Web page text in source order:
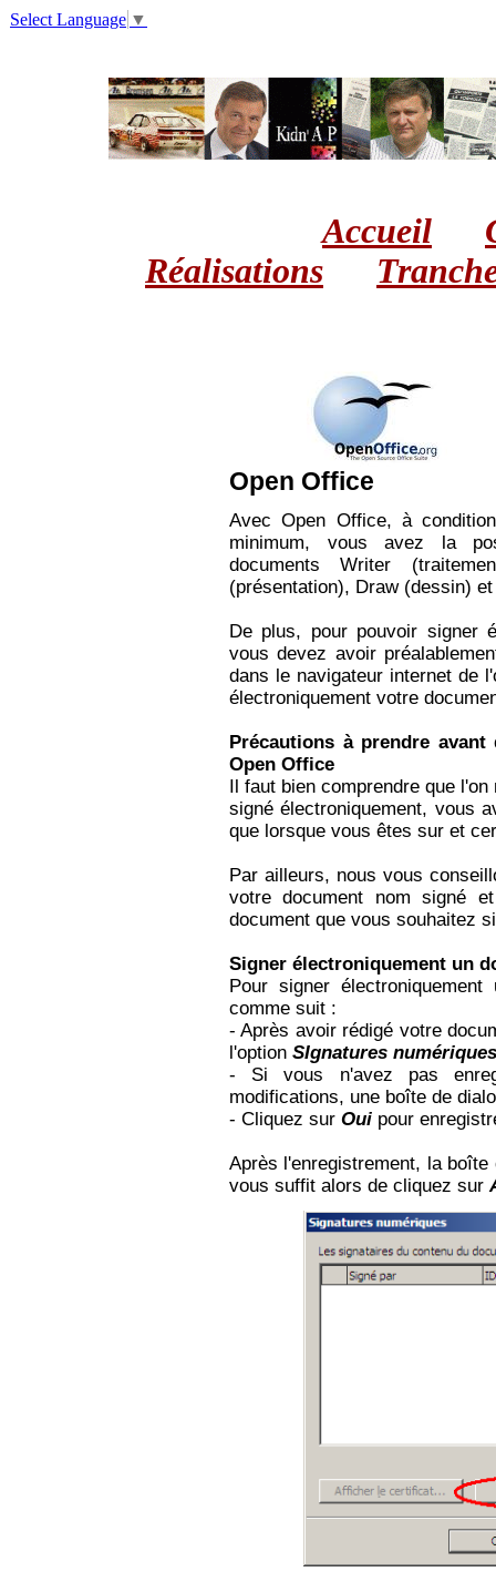
Select Language ▼
Accueil
Réalisations
Open Office
Avec Open Office, à
minimum, vous avez la
documents Writer
(présentation), Draw (dessin)
De plus, pour pouvoir signer
vous devez avoir
dans le navigateur internet de
électroniquement votre
Précautions à prendre
Open Office
Il faut bien comprendre que
signé électroniquement, vous
que lorsque vous êtes sur et
Par ailleurs, nous vous
votre document nom signé
document que vous souhaitez
Signer électroniquement un
Pour signer
comme suit :
- Après avoir rédigé votre
l'option SIgnatures numériques
- Si vous n'avez pas
modifications, une boîte de
- Cliquez sur Oui pour
Après l'enregistrement, la
vous suffit alors de cliquez sur